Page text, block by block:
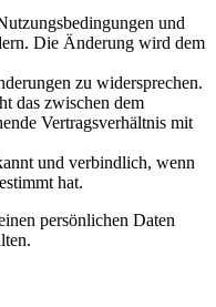
und
Die Änderung wird dem
zu widersprechen.
das zwischen dem
Vertragsverhältnis mit
und verbindlich, wenn
hat.
persönlichen Daten